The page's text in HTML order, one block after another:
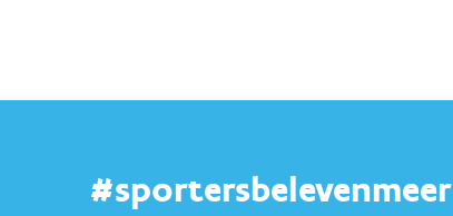
#sportersbelevenmeer